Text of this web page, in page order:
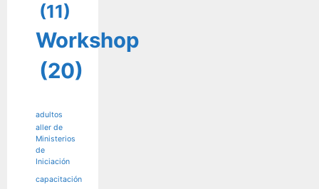
(11)
Workshop
(20)
adultos
aller de
Ministerios
de
Iniciación
capacitación